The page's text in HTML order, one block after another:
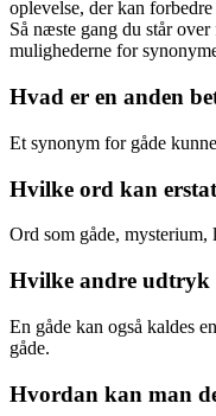
oplevelse, der kan
Så næste gang du står
mulighederne for
Hvad er en anden
Et synonym for gåde
Hvilke ord kan
Ord som gåde, mysterium,
Hvilke andre udtryk
En gåde kan også kaldes
gåde.
Hvordan kan man